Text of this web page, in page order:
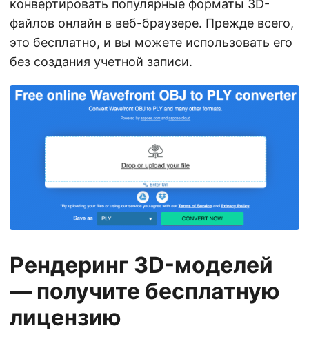
конвертировать популярные форматы 3D-
файлов онлайн в веб-браузере. Прежде всего,
это бесплатно, и вы можете использовать его
без создания учетной записи.
Рендеринг 3D-моделей
— получите бесплатную
лицензию